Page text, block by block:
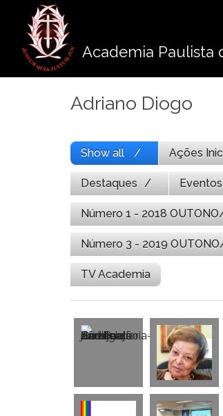
conteúdo
Academia Paulista
Adriano Diogo
Show all Ações
Destaques Eventos
Número 1 - 2018
Número 3 - 2019
TV Academia